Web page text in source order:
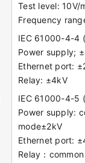
Test level: 10V/
Frequency
IEC 61000-4-4
Power supply;
Ethernet port:
Relay: ±4kV
IEC 61000-4-5
Power supply:
mode±2kV
Ethernet port:
Relay：